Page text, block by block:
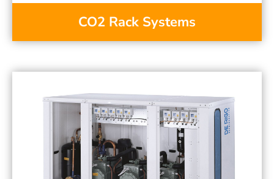
CO2 Rack Systems